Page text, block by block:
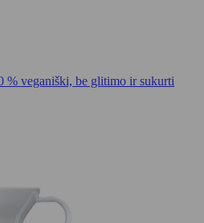
% veganiški, be glitimo ir sukurti